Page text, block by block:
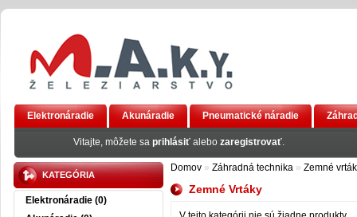
Vitajte, môžete sa prihlásiť alebo zaregistrovať.
Elektronáradie Akunáradie Pneumatické náradie
KATEGÓRIA
Elektronáradie (0)
Domov » Záhradná technika » Zemné
Zemné Vrtáky